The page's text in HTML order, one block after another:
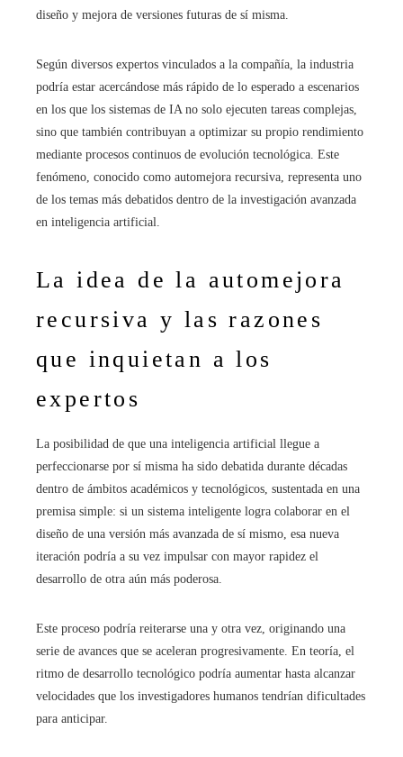
diseño y mejora de versiones futuras de sí misma.
Según diversos expertos vinculados a la compañía, la industria
podría estar acercándose más rápido de lo esperado a escenarios
en los que los sistemas de IA no solo ejecuten tareas complejas,
sino que también contribuyan a optimizar su propio rendimiento
mediante procesos continuos de evolución tecnológica. Este
fenómeno, conocido como automejora recursiva, representa uno
de los temas más debatidos dentro de la investigación avanzada
en inteligencia artificial.
La idea de la automejora
recursiva y las razones
que inquietan a los
expertos
La posibilidad de que una inteligencia artificial llegue a
perfeccionarse por sí misma ha sido debatida durante décadas
dentro de ámbitos académicos y tecnológicos, sustentada en una
premisa simple: si un sistema inteligente logra colaborar en el
diseño de una versión más avanzada de sí mismo, esa nueva
iteración podría a su vez impulsar con mayor rapidez el
desarrollo de otra aún más poderosa.
Este proceso podría reiterarse una y otra vez, originando una
serie de avances que se aceleran progresivamente. En teoría, el
ritmo de desarrollo tecnológico podría aumentar hasta alcanzar
velocidades que los investigadores humanos tendrían dificultades
para anticipar.